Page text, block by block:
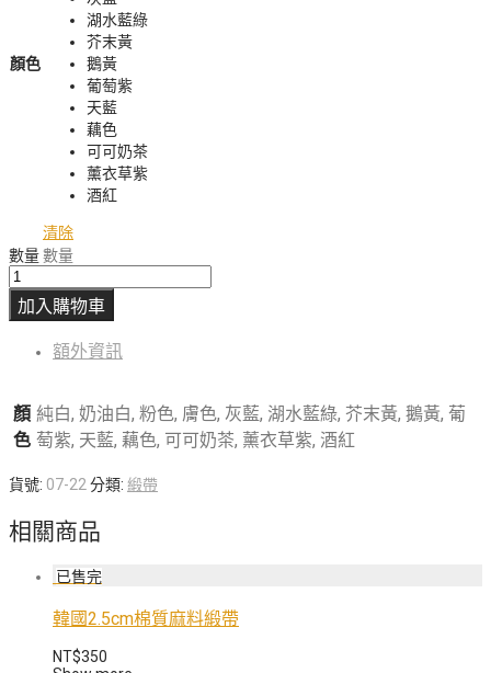
顏色
湖水藍綠
芥末黃
鵝黃
葡萄紫
天藍
藕色
可可奶茶
薰衣草紫
酒紅
清除
數量數量
加入購物車
額外資訊
顏
色
純白, 奶油白, 粉色, 膚色, 灰藍, 湖水藍綠, 芥末黃, 鵝黃, 葡
萄紫, 天藍, 藕色, 可可奶茶, 薰衣草紫, 酒紅
貨號: 07-22 分類: 緞帶
相關商品
韓國2.5cm棉質麻料緞帶
NT$350